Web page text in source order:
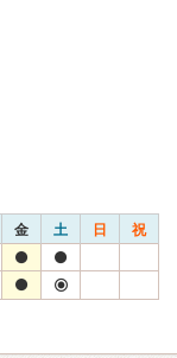
金 土 日 祝